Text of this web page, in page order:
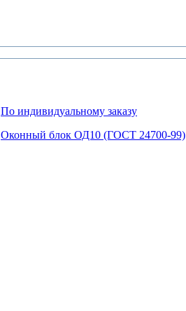
По индивидуальному заказу
Оконный блок ОД10 (ГОСТ 24700-99)